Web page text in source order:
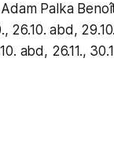
Adam Palka
abd,
abd, 26.11.,